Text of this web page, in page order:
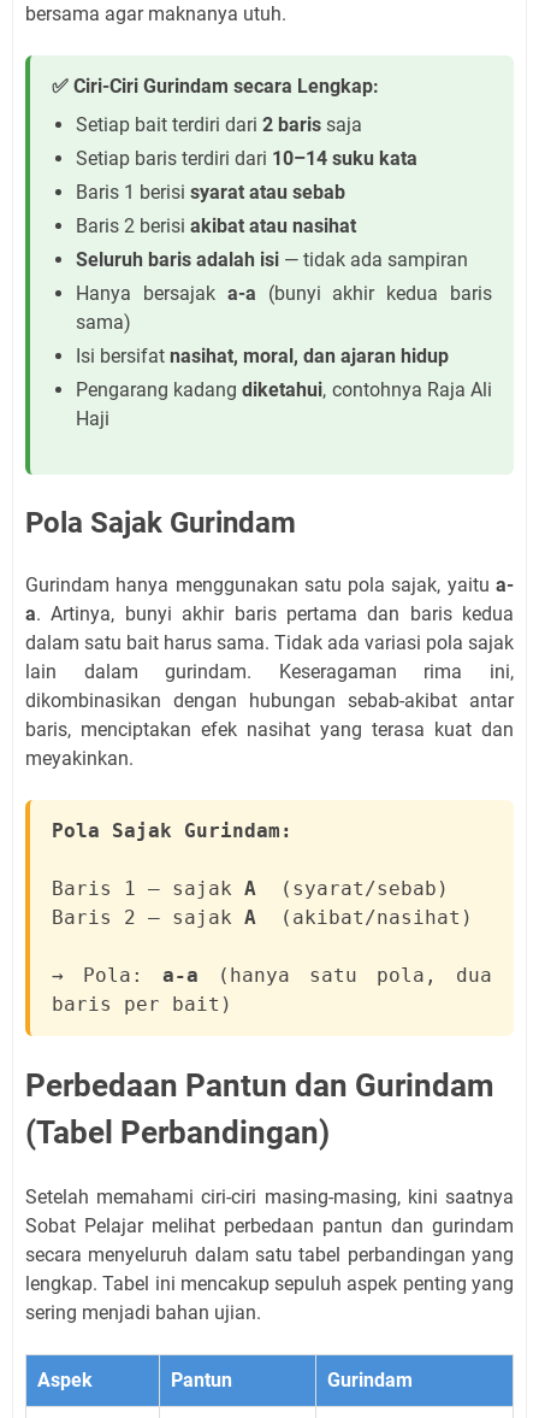
bersama agar maknanya utuh.
✅ Ciri-Ciri Gurindam secara Lengkap:
Setiap bait terdiri dari 2 baris saja
Setiap baris terdiri dari 10–14 suku kata
Baris 1 berisi syarat atau sebab
Baris 2 berisi akibat atau nasihat
Seluruh baris adalah isi — tidak ada sampiran
Hanya bersajak a-a (bunyi akhir kedua baris
sama)
Isi bersifat nasihat, moral, dan ajaran hidup
Pengarang kadangdiketahui, contohnya Raja Ali
Haji
Pola Sajak Gurindam
Gurindam hanya menggunakan satu pola sajak, yaitu a-
a. Artinya, bunyi akhir baris pertama dan baris kedua
dalam satu bait harus sama. Tidak ada variasi pola sajak
lain dalam gurindam. Keseragaman rima ini,
dikombinasikan dengan hubungan sebab-akibat antar
baris, menciptakan efek nasihat yang terasa kuat dan
meyakinkan.
Pola Sajak Gurindam:
Baris 1 — sajak A (syarat/sebab)
Baris 2 — sajak A (akibat/nasihat)
→ Pola: a-a (hanya satu pola, dua
baris per bait)
Perbedaan Pantun dan Gurindam
(Tabel Perbandingan)
Setelah memahami ciri-ciri masing-masing, kini saatnya
Sobat Pelajar melihat perbedaan pantun dan gurindam
secara menyeluruh dalam satu tabel perbandingan yang
lengkap. Tabel ini mencakup sepuluh aspek penting yang
sering menjadi bahan ujian.
Aspek Pantun Gurindam